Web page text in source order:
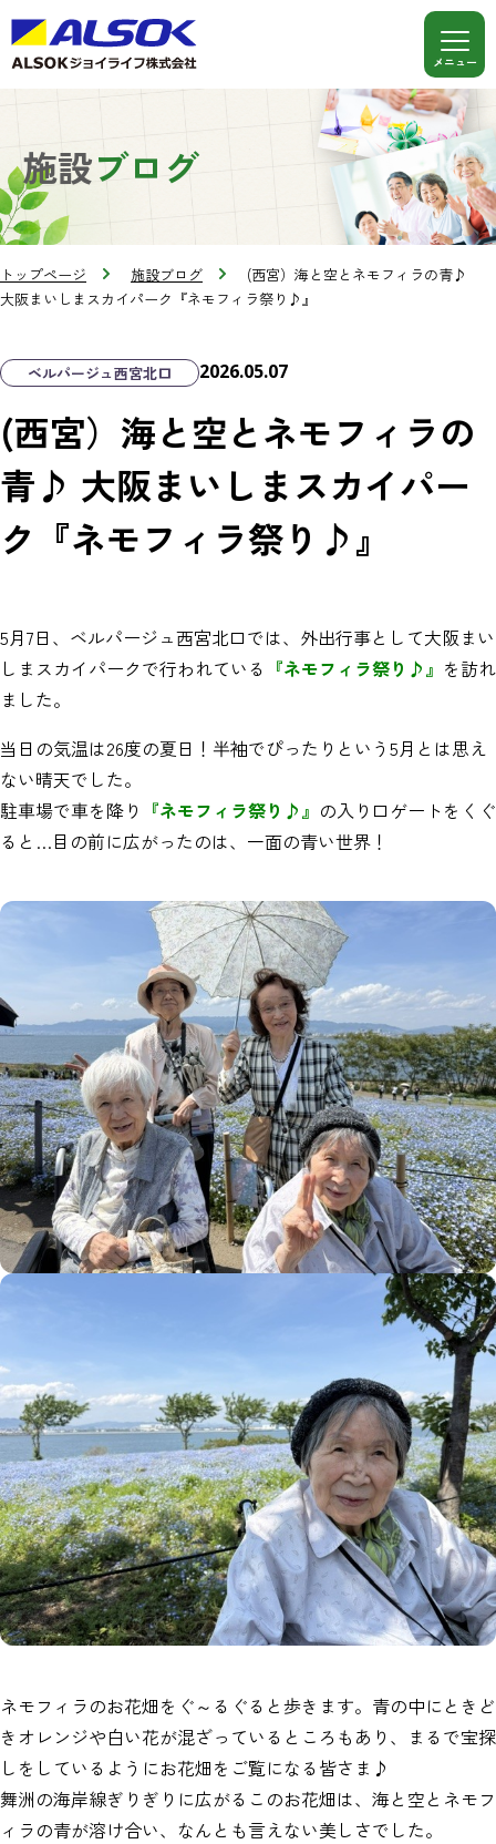
施設ブログ
トップページ 施設ブログ
(西宮）海と空とネモフィラの青♪
大阪まいしまスカイパーク『ネモフィラ祭り♪』
ベルパージュ西宮北口 2026.05.07
(西宮）海と空とネモフィラの
青♪ 大阪まいしまスカイパー
ク『ネモフィラ祭り♪』
5月7日、ベルパージュ西宮北口では、外出行事として大阪まい
しまスカイパークで行われている 『ネモフィラ祭り♪』 を訪れ
ました。
当日の気温は26度の夏日！半袖でぴったりという5月とは思え
ない晴天でした。
駐車場で車を降り 『ネモフィラ祭り♪』 の入り口ゲートをくぐ
ると…目の前に広がったのは、一面の青い世界！
ネモフィラのお花畑をぐ～るぐると歩きます。青の中にときど
きオレンジや白い花が混ざっているところもあり、まるで宝探
しをしているようにお花畑をご覧になる皆さま♪
舞洲の海岸線ぎりぎりに広がるこのお花畑は、海と空とネモフ
ィラの青が溶け合い、なんとも言えない美しさでした。